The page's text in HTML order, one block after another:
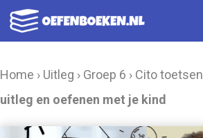
Ga
naar
Home › Uitleg › Groep 6 › Cito toetsen
uitleg en oefenen met je kind